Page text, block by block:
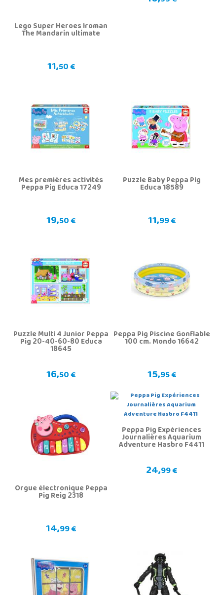
Lego Super Heroes Iroman
The Mandarin ultimate
11,50 €
Mes premières activités
Peppa Pig Educa 17249
19,50 €
Puzzle Baby Peppa Pig
Educa 18589
11,99 €
Puzzle Multi 4 Junior Peppa
Pig 20-40-60-80 Educa
18645
16,50 €
Peppa Pig Piscine Gonflable
100 cm. Mondo 16642
15,95 €
Orgue électronique Peppa
Pig Reig 2318
14,99 €
Peppa Pig Expériences
Journalières Aquarium
Adventure Hasbro F4411
24,99 €